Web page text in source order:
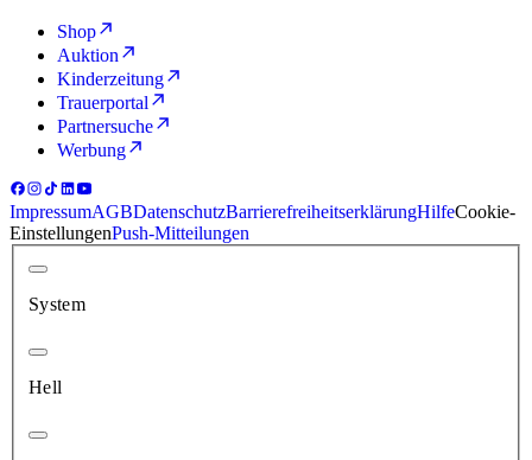
Shop
Auktion
Kinderzeitung
Trauerportal
Partnersuche
Werbung
ImpressumAGBDatenschutzBarrierefreiheitserklärungHilfeCookie-
EinstellungenPush-Mitteilungen
System
Hell